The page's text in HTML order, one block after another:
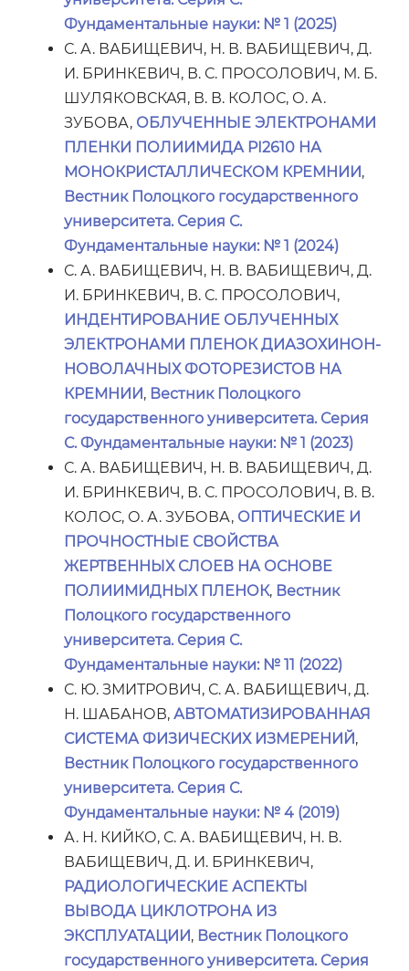
Фундаментальные науки: № 1 (2025)
С. А. ВАБИЩЕВИЧ, Н. В. ВАБИЩЕВИЧ, Д.
И. БРИНКЕВИЧ, В. С. ПРОСОЛОВИЧ, М. Б.
ШУЛЯКОВСКАЯ, В. В. КОЛОС, О. А.
ЗУБОВА, ОБЛУЧЕННЫЕ ЭЛЕКТРОНАМИ
ПЛЕНКИ ПОЛИИМИДА PI2610 НА
МОНОКРИСТАЛЛИЧЕСКОМ КРЕМНИИ,
Вестник Полоцкого государственного
университета. Серия С.
Фундаментальные науки: № 1 (2024)
С. А. ВАБИЩЕВИЧ, Н. В. ВАБИЩЕВИЧ, Д.
И. БРИНКЕВИЧ, В. С. ПРОСОЛОВИЧ,
ИНДЕНТИРОВАНИЕ ОБЛУЧЕННЫХ
ЭЛЕКТРОНАМИ ПЛЕНОК ДИАЗОХИНОН-
НОВОЛАЧНЫХ ФОТОРЕЗИСТОВ НА
КРЕМНИИ, Вестник Полоцкого
государственного университета. Серия
С. Фундаментальные науки: № 1 (2023)
С. А. ВАБИЩЕВИЧ, Н. В. ВАБИЩЕВИЧ, Д.
И. БРИНКЕВИЧ, В. С. ПРОСОЛОВИЧ, В. В.
КОЛОС, О. А. ЗУБОВА, ОПТИЧЕСКИЕ И
ПРОЧНОСТНЫЕ СВОЙСТВА
ЖЕРТВЕННЫХ СЛОЕВ НА ОСНОВЕ
ПОЛИИМИДНЫХ ПЛЕНОК, Вестник
Полоцкого государственного
университета. Серия С.
Фундаментальные науки: № 11 (2022)
С. Ю. ЗМИТРОВИЧ, С. А. ВАБИЩЕВИЧ, Д.
Н. ШАБАНОВ, АВТОМАТИЗИРОВАННАЯ
СИСТЕМА ФИЗИЧЕСКИХ ИЗМЕРЕНИЙ,
Вестник Полоцкого государственного
университета. Серия С.
Фундаментальные науки: № 4 (2019)
А. Н. КИЙКО, С. А. ВАБИЩЕВИЧ, Н. В.
ВАБИЩЕВИЧ, Д. И. БРИНКЕВИЧ,
РАДИОЛОГИЧЕСКИЕ АСПЕКТЫ
ВЫВОДА ЦИКЛОТРОНА ИЗ
ЭКСПЛУАТАЦИИ, Вестник Полоцкого
государственного университета. Серия